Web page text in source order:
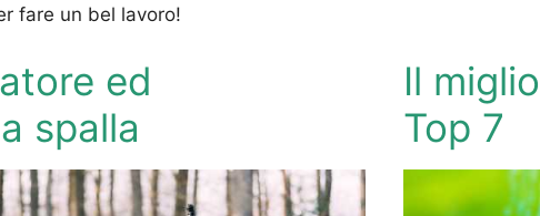
fare un bel lavoro!
ed
spalla
Il
Top 7